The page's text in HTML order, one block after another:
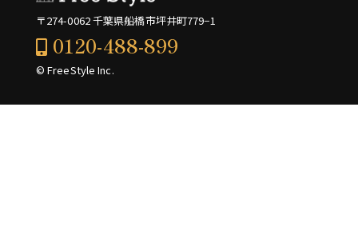
〒274-0062 千葉県船橋市坪井町779−1
0120-488-899
© FreeStyle Inc.